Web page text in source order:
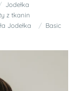
Jodełka
z tkanin
Jodełka
Basic